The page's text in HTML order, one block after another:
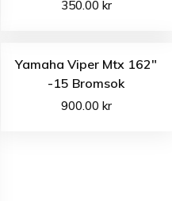
350.00 kr
Yamaha Viper Mtx 162″
-15 Bromsok
900.00 kr